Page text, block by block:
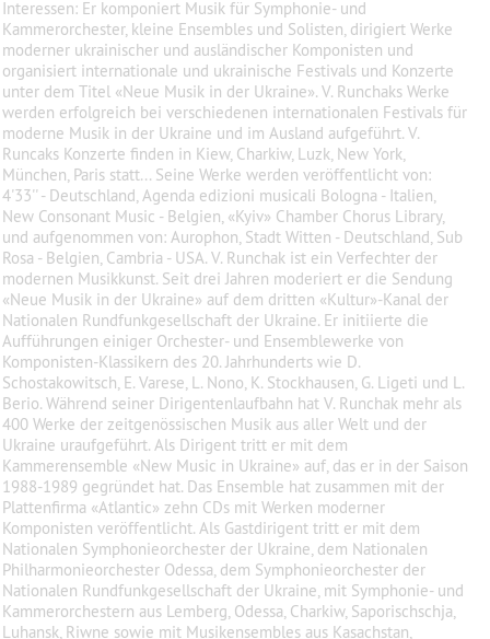
Interessen: Er komponiert Musik für Symphonie- und
Kammerorchester, kleine Ensembles und Solisten, dirigiert Werke
moderner ukrainischer und ausländischer Komponisten und
organisiert internationale und ukrainische Festivals und Konzerte
unter dem Titel «Neue Musik in der Ukraine». V. Runchaks Werke
werden erfolgreich bei verschiedenen internationalen Festivals für
moderne Musik in der Ukraine und im Ausland aufgeführt. V.
Runcaks Konzerte finden in Kiew, Charkiw, Luzk, New York,
München, Paris statt... Seine Werke werden veröffentlicht von:
4'33'' - Deutschland, Agenda edizioni musicali Bologna - Italien,
New Consonant Music - Belgien, «Kyiv» Chamber Chorus Library,
und aufgenommen von: Aurophon, Stadt Witten - Deutschland, Sub
Rosa - Belgien, Cambria - USA. V. Runchak ist ein Verfechter der
modernen Musikkunst. Seit drei Jahren moderiert er die Sendung
«Neue Musik in der Ukraine» auf dem dritten «Kultur»-Kanal der
Nationalen Rundfunkgesellschaft der Ukraine. Er initiierte die
Aufführungen einiger Orchester- und Ensemblewerke von
Komponisten-Klassikern des 20. Jahrhunderts wie D.
Schostakowitsch, E. Varese, L. Nono, K. Stockhausen, G. Ligeti und L.
Berio. Während seiner Dirigentenlaufbahn hat V. Runchak mehr als
400 Werke der zeitgenössischen Musik aus aller Welt und der
Ukraine uraufgeführt. Als Dirigent tritt er mit dem
Kammerensemble «New Music in Ukraine» auf, das er in der Saison
1988-1989 gegründet hat. Das Ensemble hat zusammen mit der
Plattenfirma «Atlantic» zehn CDs mit Werken moderner
Komponisten veröffentlicht. Als Gastdirigent tritt er mit dem
Nationalen Symphonieorchester der Ukraine, dem Nationalen
Philharmonieorchester Odessa, dem Symphonieorchester der
Nationalen Rundfunkgesellschaft der Ukraine, mit Symphonie- und
Kammerorchestern aus Lemberg, Odessa, Charkiw, Saporischschja,
Luhansk, Riwne sowie mit Musikensembles aus Kasachstan,